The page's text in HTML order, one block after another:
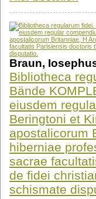
Braun,
Bibliotheca
Bände
eiusdem
Beringtoni et
apostalicorum
hiberniae
sacrae
de fidei
schismate